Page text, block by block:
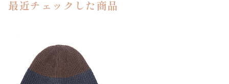
最近チェックした商品